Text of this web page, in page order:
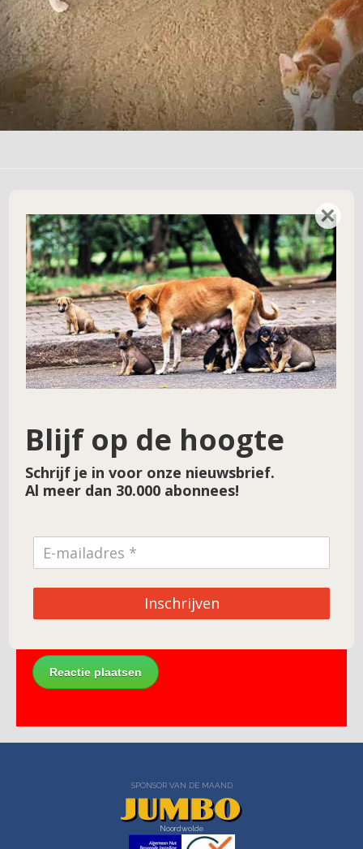
Geef een reactie
Je e-mailadres wordt niet gepubliceerd. Vereiste velden zijn gemarkeerd met*
Reactie*
Naam*
E-mail*
SPONSOR VAN DE MAAND
Noordwolde
×
Blijf op de hoogte
Schrijf je in voor onze nieuwsbrief.
Al meer dan 30.000 abonnees!
Inschrijven